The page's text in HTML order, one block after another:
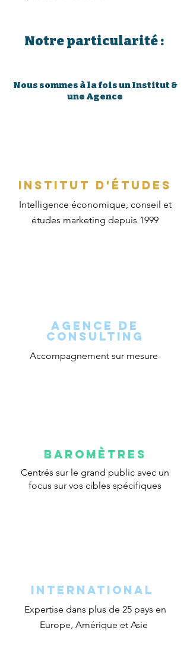
Notre particularité :
Nous sommes à la fois un Institut &
une Agence
INSTITUT D'ÉTUDES
Intelligence économique, conseil et
études marketing depuis 1999
agence de
consulting
Accompagnement sur mesure
BAROMÈtres
Centrés sur le grand public avec un
focus sur vos cibles spécifiques
international
Expertise dans plus de 25 pays en
Europe, Amérique et Asie